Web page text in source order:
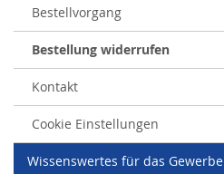
Bestellvorgang
Bestellung widerrufen
Kontakt
Cookie Einstellungen
Wissenswertes für das Gewerbe